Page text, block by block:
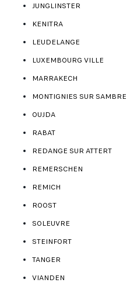
JUNGLINSTER
KENITRA
LEUDELANGE
LUXEMBOURG VILLE
MARRAKECH
MONTIGNIES SUR SAMBRE
OUJDA
RABAT
REDANGE SUR ATTERT
REMERSCHEN
REMICH
ROOST
SOLEUVRE
STEINFORT
TANGER
VIANDEN